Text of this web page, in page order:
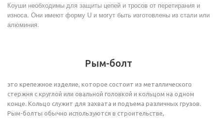
Коуши необходимы для защиты цепей и тросов от перетирания и
износа. Они имеют форму U и могут быть изготовлены из стали или
алюминия.
Рым-болт
это крепежное изделие, которое состоит из металлического
стержня с круглой или овальной головкой и кольцом на одном
конце. Кольцо служит для захвата и подъема различных грузов.
Рым-болты обычно используются в строительстве,